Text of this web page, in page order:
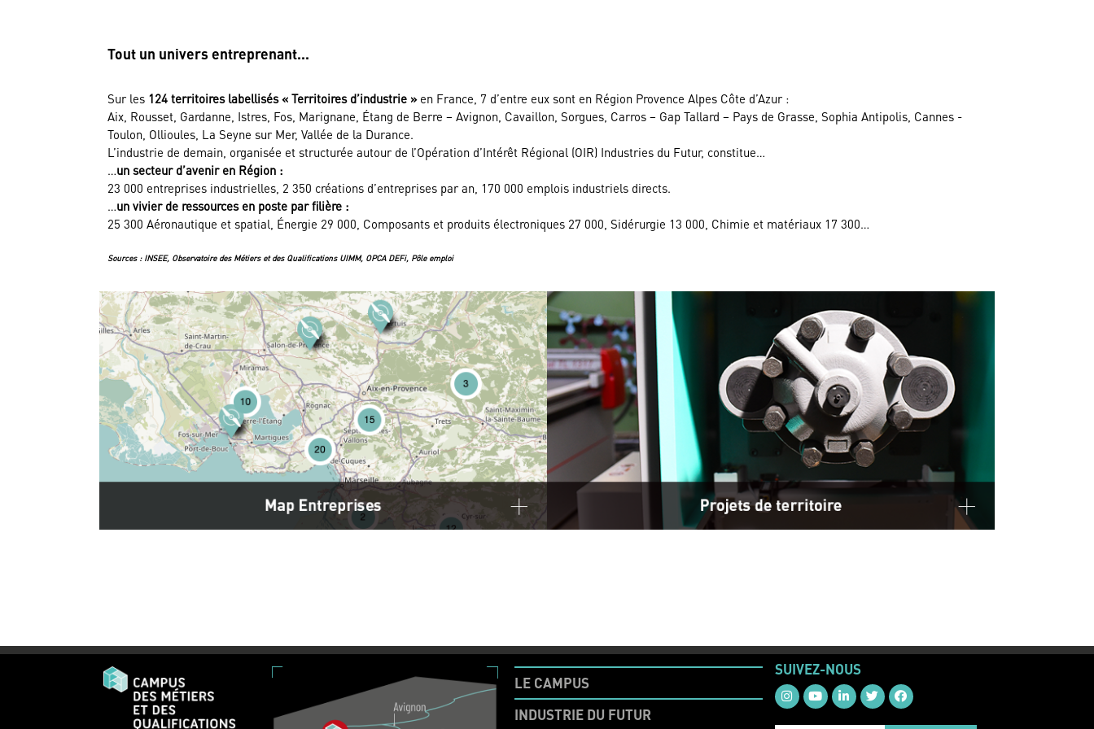
Tout un univers entreprenant...
Sur les 124 territoires labellisés « Territoires d’industrie »en France, 7 d’entre eux sont en Région Provence Alpes Côte d’Azur :
Aix, Rousset, Gardanne, Istres, Fos, Marignane, Étang de Berre – Avignon, Cavaillon, Sorgues, Carros – Gap Tallard – Pays de Grasse, Sophia Antipolis, Cannes -
Toulon, Ollioules, La Seyne sur Mer, Vallée de la Durance.
L’industrie de demain, organisée et structurée autour de l’Opération d’Intérêt Régional (OIR) Industries du Futur, constitue…
…un secteur d’avenir en Région :
23 000 entreprises industrielles, 2 350 créations d’entreprises par an, 170 000 emplois industriels directs.
…un vivier de ressources en poste par filière :
25 300 Aéronautique et spatial, Énergie 29 000, Composants et produits électroniques 27 000, Sidérurgie 13 000, Chimie et matériaux 17 300…
Sources : INSEE, Observatoire des Métiers et des Qualifications UIMM, OPCA DEFi, Pôle emploi
LE CAMPUS
INDUSTRIE DU FUTUR
SUIVEZ-NOUS